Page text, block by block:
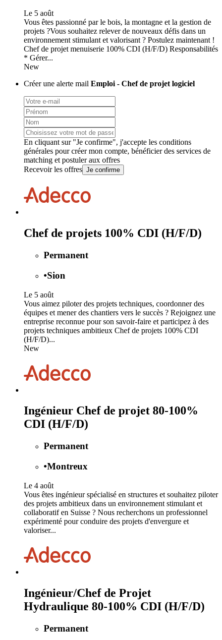
Le 5 août
Vous êtes passionné par le bois, la montagne et la gestion de
projets ?Vous souhaitez relever de nouveaux défis dans un
environnement stimulant et valorisant ? Postulez maintenant !
Chef de projet menuiserie 100% CDI (H/F/D) Responsabilités
* Gérer...
New
Créer une alerte mail Emploi - Chef de projet logiciel
En cliquant sur "Je confirme", j'accepte les conditions
générales pour créer mon compte, bénéficier des services de
matching et postuler aux offres
Recevoir les offres Je confirme
Chef de projets 100% CDI (H/F/D)
Permanent
•Sion
Le 5 août
Vous aimez piloter des projets techniques, coordonner des
équipes et mener des chantiers vers le succès ? Rejoignez une
entreprise reconnue pour son savoir-faire et participez à des
projets techniques ambitieux Chef de projets 100% CDI
(H/F/D)...
New
Ingénieur Chef de projet 80-100%
CDI (H/F/D)
Permanent
•Montreux
Le 4 août
Vous êtes ingénieur spécialisé en structures et souhaitez piloter
des projets ambitieux dans un environnement stimulant et
collaboratif en Suisse ? Nous recherchons un professionnel
expérimenté pour conduire des projets d'envergure et
valoriser...
Ingénieur/Chef de Projet
Hydraulique 80-100% CDI (H/F/D)
Permanent